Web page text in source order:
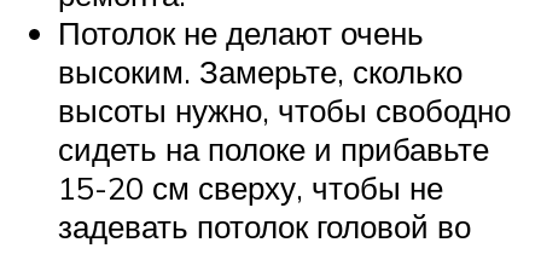
Потолок не делают очень
высоким. Замерьте, сколько
высоты нужно, чтобы свободно
сидеть на полоке и прибавьте
15-20 см сверху, чтобы не
задевать потолок головой во